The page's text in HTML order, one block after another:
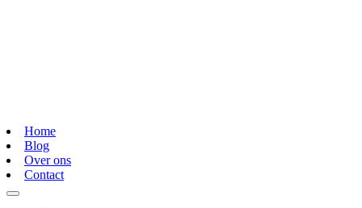
Home
Blog
Over ons
Contact